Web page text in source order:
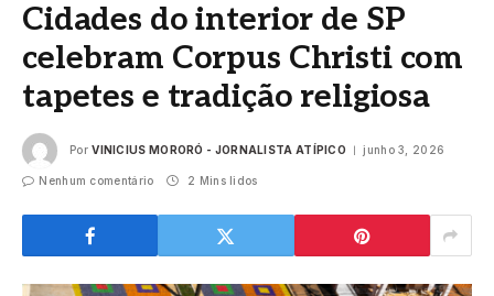
Cidades do interior de SP
celebram Corpus Christi com
tapetes e tradição religiosa
Por VINICIUS MORORÓ - JORNALISTA ATÍPICO junho 3, 2026
Nenhum comentário 2 Mins lidos